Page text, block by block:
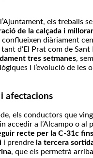
els treballs
de la calçada i
diàriament
d’El Prat com de Sant
tres setmanes,
i l’evolució de les
afectacions
els conductors que
accedir a l’Alcampo o al
recte per la C-31c
i prendre la tercera
, que els permetrà